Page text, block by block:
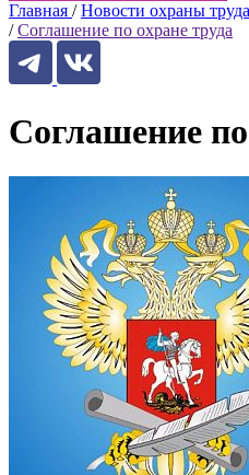
Главная / Новости охраны труда
/ Соглашение по охране труда
Соглашение